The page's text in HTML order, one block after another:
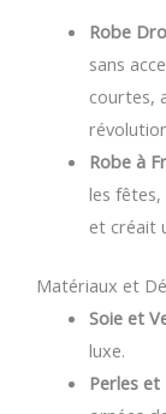
Robe
sans
courtes,
Robe à
les
et créait
Matériaux et
Soie et
luxe.
Perles et